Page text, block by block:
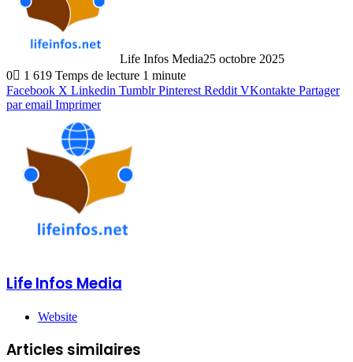
Life Infos Media25 octobre 2025
0
1 619 Temps de lecture 1 minute
Facebook X Linkedin Tumblr Pinterest Reddit VKontakte Partager
par email Imprimer
Life Infos Media
Website
Articles similaires